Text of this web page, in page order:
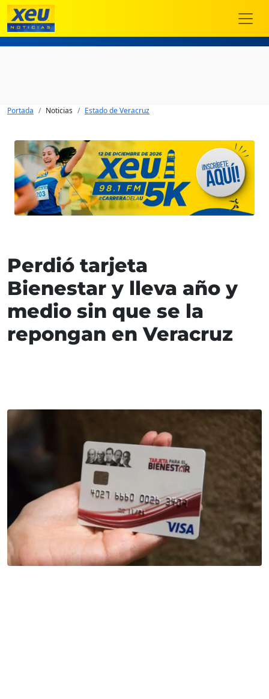
Portada Noticias Estado de Veracruz
Perdió tarjeta
Bienestar y lleva año y
medio sin que se la
repongan en Veracruz